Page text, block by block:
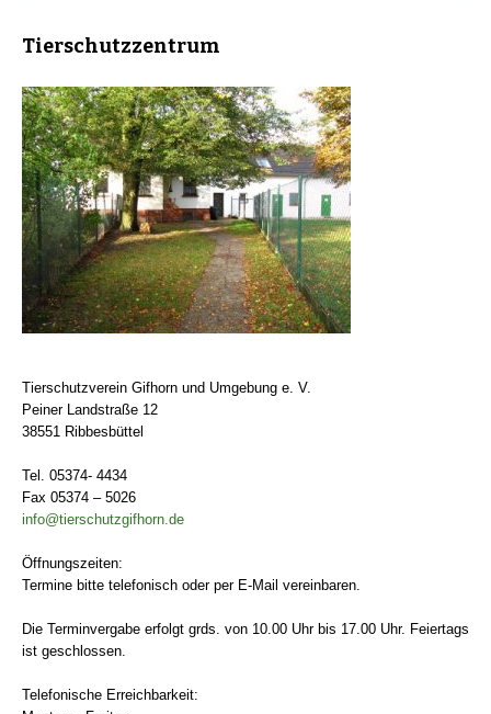
Tierschutzzentrum
Tierschutzverein Gifhorn und Umgebung e. V.
Peiner Landstraße 12
38551 Ribbesbüttel
Tel. 05374- 4434
Fax 05374 – 5026
info@tierschutzgifhorn.de
Öffnungszeiten:
Termine bitte telefonisch oder per E-Mail vereinbaren.
Die Terminvergabe erfolgt grds. von 10.00 Uhr bis 17.00 Uhr. Feiertags
ist geschlossen.
Telefonische Erreichbarkeit: